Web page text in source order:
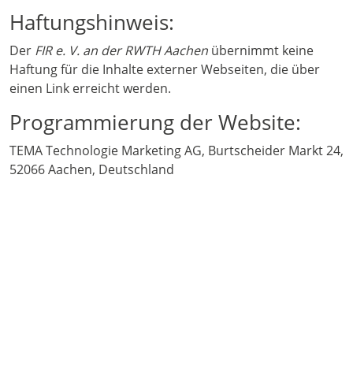
Haftungshinweis:
Der FIR e. V. an der RWTH Aachen übernimmt keine
Haftung für die Inhalte externer Webseiten, die über
einen Link erreicht werden.
Programmierung der Website:
TEMA Technologie Marketing AG, Burtscheider Markt 24,
52066 Aachen, Deutschland